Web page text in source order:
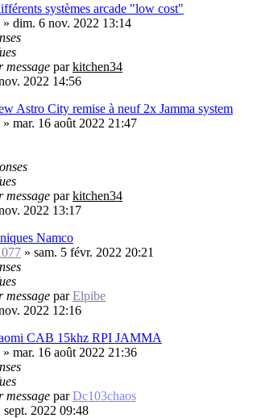
systèmes arcade "low cost"
» dim. 6 nov. 2022 13:14
message parkitchen34
2022 14:56
Astro City remise à neuf 2x Jamma system
» mar. 16 août 2022 21:47
message parkitchen34
2022 13:17
Namco
» sam. 5 févr. 2022 20:21
message parElpibe
2022 12:16
CAB 15khz RPI JAMMA
» mar. 16 août 2022 21:36
message parDc103chaos
sept. 2022 09:48